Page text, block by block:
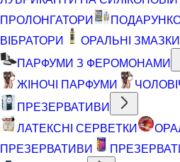
ПРОЛОНГАТОРИ
ВІБРАТОРИ
ОРАЛЬНІ ЗМАЗКИ
ПАРФУМИ З ФЕРОМОНАМИ
ЖІНОЧІ ПАРФУМИ
ПРЕЗЕРВАТИВИ
ЛАТЕКСНІ СЕРВЕТКИ
ПРЕЗЕРВАТИВИ